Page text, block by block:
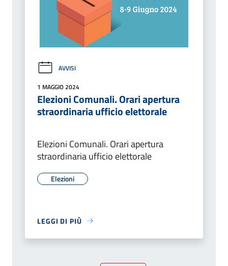
AVVISI
1 MAGGIO 2024
Elezioni Comunali. Orari apertura
straordinaria ufficio elettorale
Elezioni Comunali. Orari apertura
straordinaria ufficio elettorale
Elezioni
LEGGI DI PIÙ